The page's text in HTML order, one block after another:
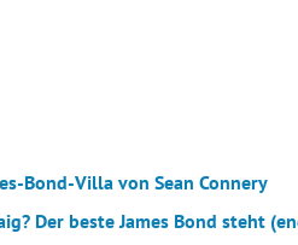
Bond-Villa von Sean Connery
Der beste James Bond steht